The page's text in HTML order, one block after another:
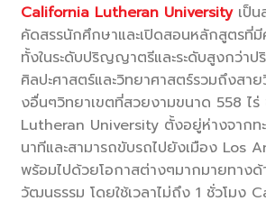
California Lutheran Universityเป็น
คัดสรรนักศึกษาและเปิดสอนหลักสูตรที่
ทั้งในระดับปริญญาตรีและระดับสูงกว่า
ศิลปะศาสตร์และวิทยาศาสตร์รวมถึงสาย
งอื่นๆวิทยาเขตที่สวยงามขนาด 558 ไ
Lutheran University ตั้งอยู่ห่างจากท
นาทีและสามารถขับรถไปยังเมือง Los
พร้อมไปด้วยโอกาสต่างๆมากมายทางด้
วัฒนธรรม โดยใช้เวลาไม่ถึง 1 ชั่วโมง